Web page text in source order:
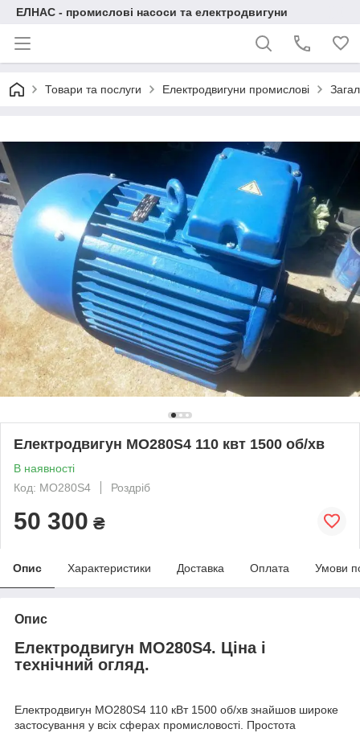
ЕЛНАС - промислові насоси та електродвигуни
Товари та послуги Електродвигуни промислові
Електродвигун МО280Ѕ4 110 квт 1500 об/хв
В наявності
Код: МО280S4
Роздріб
50 300 ₴
Опис Характеристики Доставка Оплата Умови
Опис
Електродвигун МО280Ѕ4. Ціна і
технічний огляд.
Електродвигун МО280Ѕ4 110 кВт 1500 об/хв знайшов широке
застосування у всіх сферах промисловості. Простота